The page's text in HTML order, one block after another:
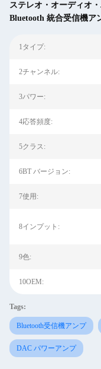
ステレオ・オーディオ
Bluetooth 統合受信機ア
1タイプ:
2チャンネル:
3パワー:
4応答頻度:
5クラス:
6BT バージョン:
7使用:
8インプット:
9色:
10OEM:
Tags:
Bluetooth受信機アンプ
DAC パワーアンプ